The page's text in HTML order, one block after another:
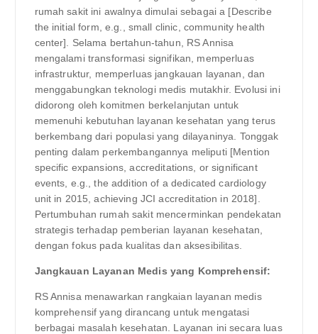
rumah sakit ini awalnya dimulai sebagai a [Describe
the initial form, e.g., small clinic, community health
center]. Selama bertahun-tahun, RS Annisa
mengalami transformasi signifikan, memperluas
infrastruktur, memperluas jangkauan layanan, dan
menggabungkan teknologi medis mutakhir. Evolusi ini
didorong oleh komitmen berkelanjutan untuk
memenuhi kebutuhan layanan kesehatan yang terus
berkembang dari populasi yang dilayaninya. Tonggak
penting dalam perkembangannya meliputi [Mention
specific expansions, accreditations, or significant
events, e.g., the addition of a dedicated cardiology
unit in 2015, achieving JCI accreditation in 2018].
Pertumbuhan rumah sakit mencerminkan pendekatan
strategis terhadap pemberian layanan kesehatan,
dengan fokus pada kualitas dan aksesibilitas.
Jangkauan Layanan Medis yang Komprehensif:
RS Annisa menawarkan rangkaian layanan medis
komprehensif yang dirancang untuk mengatasi
berbagai masalah kesehatan. Layanan ini secara luas